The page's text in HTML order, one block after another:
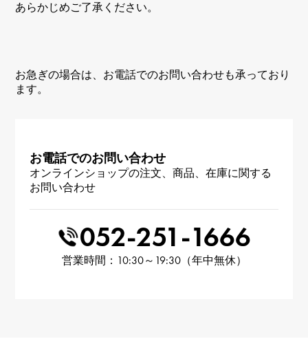
あらかじめご了承ください。
お急ぎの場合は、お電話でのお問い合わせも承っており
ます。
お電話でのお問い合わせ
オンラインショップの注文、商品、在庫に関する
お問い合わせ
052-251-1666
営業時間：10:30～19:30（年中無休）